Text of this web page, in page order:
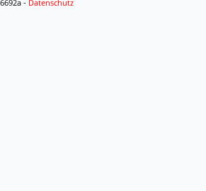
- Datenschutz